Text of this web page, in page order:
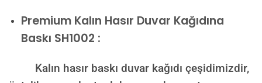
Premium Kalın Hasır Duvar Kağıdına
Baskı SH1002 :
Kalın hasır baskı duvar kağıdı çeşidimizdir,